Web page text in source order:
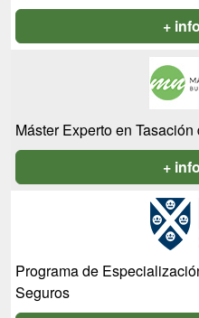
+
Máster Experto en
+
Programa de
Seguros